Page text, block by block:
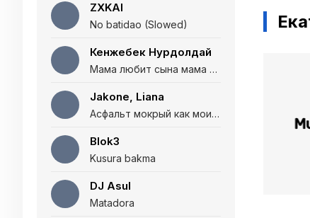
ZXKAI
No batidao (Slowed)
Кенжебек Нурдолдай
Мама любит сына мама любит дочь (Полная версия)
Jakone, Liana
Асфальт мокрый как мои глаза и я нарезаю
Blok3
Kusura bakma
DJ Asul
Matadora